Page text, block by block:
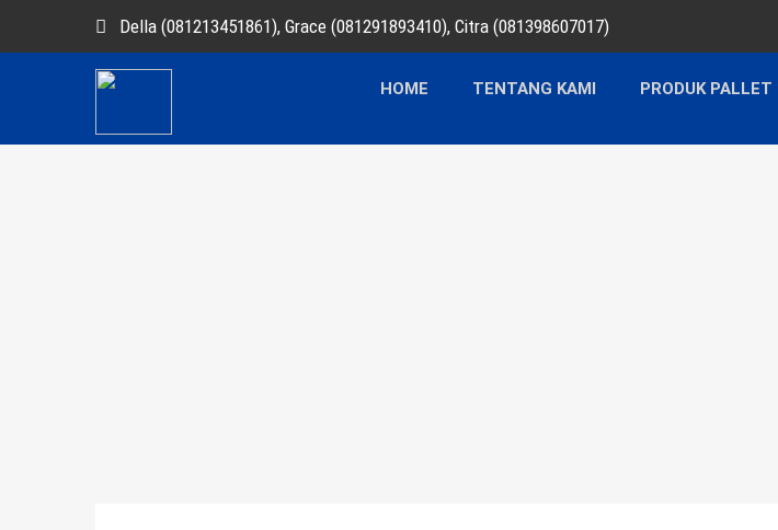
Della (081213451861), Grace (081291893410), Citra (081398607017)
HOME TENTANG KAMI PRODUK